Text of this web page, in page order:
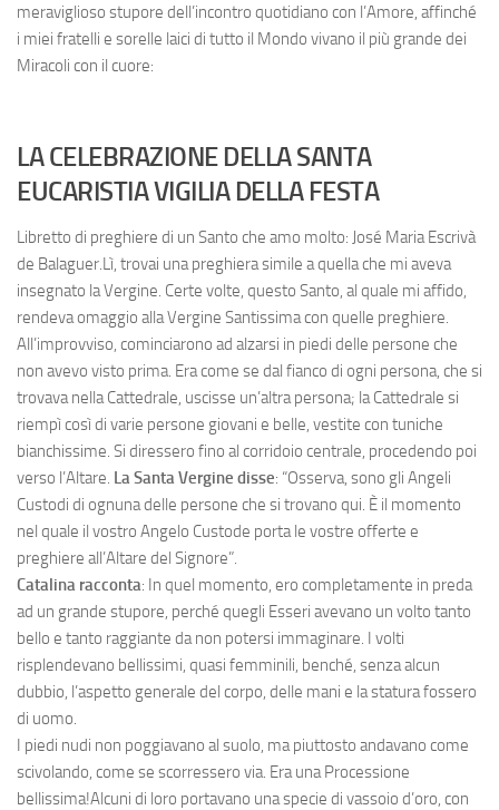
meraviglioso stupore dell’incontro quotidiano con l’Amore, affinché
i miei fratelli e sorelle laici di tutto il Mondo vivano il più grande dei
Miracoli con il cuore:
LA CELEBRAZIONE DELLA SANTA
EUCARISTIAVIGILIA DELLA FESTA
Libretto di preghiere di un Santo che amo molto: José Maria Escrivà
de Balaguer.Lì, trovai una preghiera simile a quella che mi aveva
insegnato la Vergine. Certe volte, questo Santo, al quale mi affido,
rendeva omaggio alla Vergine Santissima con quelle preghiere.
All’improvviso, cominciarono ad alzarsi in piedi delle persone che
non avevo visto prima. Era come se dal fianco di ogni persona, che si
trovava nella Cattedrale, uscisse un’altra persona; la Cattedrale si
riempì così di varie persone giovani e belle, vestite con tuniche
bianchissime. Si diressero fino al corridoio centrale, procedendo poi
verso l’Altare. La Santa Vergine disse: “Osserva, sono gli Angeli
Custodi di ognuna delle persone che si trovano qui. È il momento
nel quale il vostro Angelo Custode porta le vostre offerte e
preghiere all’Altare del Signore”.
Catalina racconta: In quel momento, ero completamente in preda
ad un grande stupore, perché quegli Esseri avevano un volto tanto
bello e tanto raggiante da non potersi immaginare. I volti
risplendevano bellissimi, quasi femminili, benché, senza alcun
dubbio, l’aspetto generale del corpo, delle mani e la statura fossero
di uomo.
I piedi nudi non poggiavano al suolo, ma piuttosto andavano come
scivolando, come se scorressero via. Era una Processione
bellissima!Alcuni di loro portavano una specie di vassoio d’oro, con